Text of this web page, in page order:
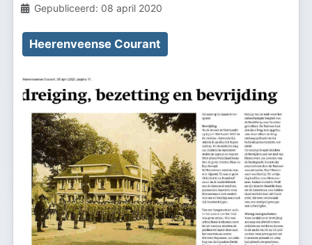
Details
Gepubliceerd: 08 april 2020
Heerenveense Courant